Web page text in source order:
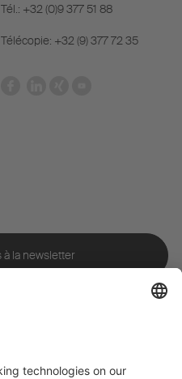
Tél.: +32 (0)9 377 51 88
Télécopie: +32 (9) 377 72 35